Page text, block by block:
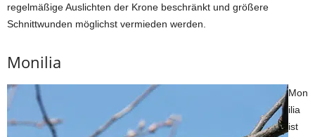
regelmäßige Auslichten der Krone beschränkt und größere
Schnittwunden möglichst vermieden werden.
Monilia
Mon
ilia
ist